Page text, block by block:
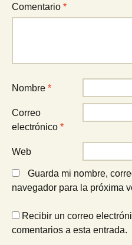
Comentario *
Nombre *
Correo
electrónico *
Web
Guarda mi nombre,
navegador para la próxima
Recibir un correo
comentarios a esta entrada.